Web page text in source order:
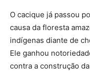
O cacique já passou
causa da floresta
indígenas diante de
Ele ganhou
contra a construção